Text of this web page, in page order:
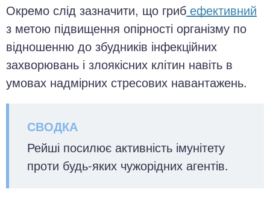
Окремо слід зазначити, що гриб ефективний
з метою підвищення опірності організму по
відношенню до збудників інфекційних
захворювань і злоякісних клітин навіть в
умовах надмірних стресових навантажень.
Рейші посилює активність імунітету
проти будь-яких чужорідних агентів.